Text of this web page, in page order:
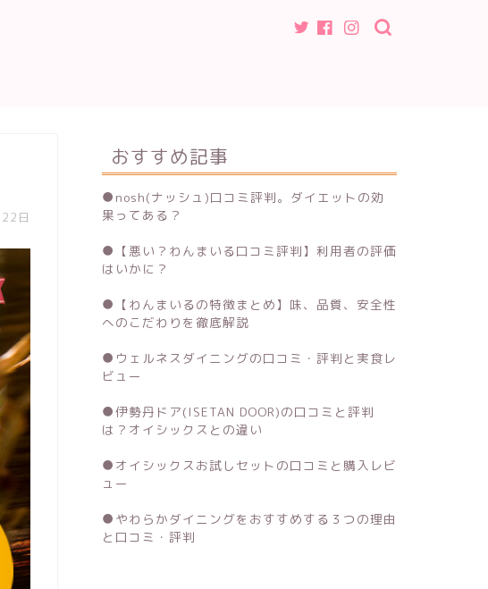
日
おすすめ記事
● nosh(ナッシュ)口コミ評判。ダイエットの効
果ってある？
● 【悪い？わんまいる口コミ評判】利用者の評価
はいかに？
● 【わんまいるの特徴まとめ】味、品質、安全性
へのこだわりを徹底解説
● ウェルネスダイニングの口コミ・評判と実食レ
ビュー
●伊勢丹ドア(ISETAN DOOR)の口コミと評判
は？オイシックスとの違い
● オイシックスお試しセットの口コミと購入レビ
ュー
● やわらかダイニングをおすすめする３つの理由
と口コミ・評判